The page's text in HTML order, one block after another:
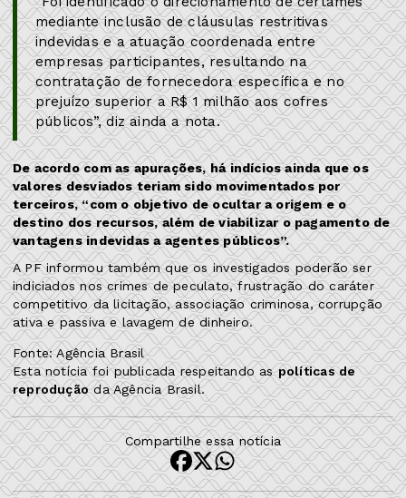
mediante inclusão de cláusulas restritivas
indevidas e a atuação coordenada entre
empresas participantes, resultando na
contratação de fornecedora específica e no
prejuízo superior a R$ 1 milhão aos cofres
públicos”, diz ainda a nota.
De acordo com as apurações, há indícios ainda que os
valores desviados teriam sido movimentados por
terceiros, “com o objetivo de ocultar a origem e o
destino dos recursos, além de viabilizar o pagamento de
vantagens indevidas a agentes públicos”.
A PF informou também que os investigados poderão ser
indiciados nos crimes de peculato, frustração do caráter
competitivo da licitação, associação criminosa, corrupção
ativa e passiva e lavagem de dinheiro.
Fonte: Agência Brasil
Esta notícia foi publicada respeitando aspolíticas de
reproduçãoda Agência Brasil.
Compartilhe essa notícia